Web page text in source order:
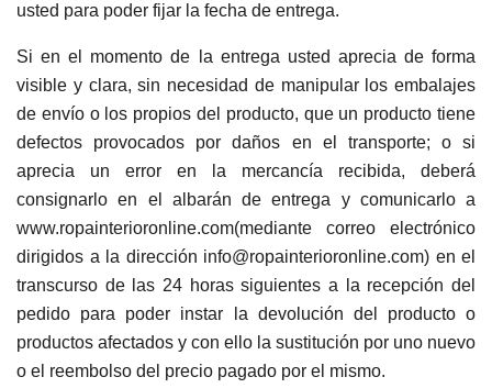
usted para poder fijar la fecha de entrega.
Si en el momento de la entrega usted aprecia de forma
visible y clara, sin necesidad de manipular los embalajes
de envío o los propios del producto, que un producto tiene
defectos provocados por daños en el transporte; o si
aprecia un error en la mercancía recibida, deberá
consignarlo en el albarán de entrega y comunicarlo a
www.ropainterioronline.com(mediante correo electrónico
dirigidos a la dirección info@ropainterioronline.com) en el
transcurso de las 24 horas siguientes a la recepción del
pedido para poder instar la devolución del producto o
productos afectados y con ello la sustitución por uno nuevo
o el reembolso del precio pagado por el mismo.